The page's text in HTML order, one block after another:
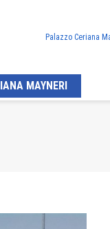
Palazzo Ceriana
MAYNERI